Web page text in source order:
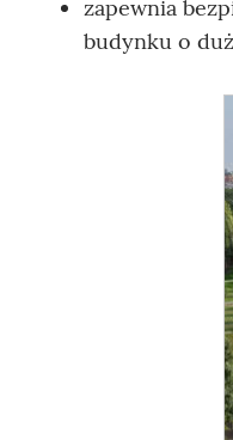
zapewnia
budynku o